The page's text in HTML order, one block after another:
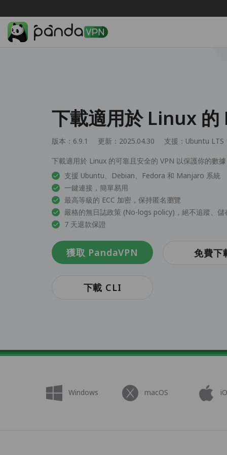
下載適用於 Linux 的
版本：6.9.1 更新：2025.04.30 支援： Ubuntu LTS
下載適用於 Linux 的可靠且安全的 VPN 以保護你的數
支援 Ubuntu、Debian、Fedora 和 Manjaro 系統
一鍵連接，簡單易用
最高等級的 ECC 加密，保持匿名瀏覽
嚴格的無日誌政策 (No-logs policy)，絕不追蹤、儲
7 天退款保證
獲取 PandaVPN 免費下
下載 CLI
Windows macOS